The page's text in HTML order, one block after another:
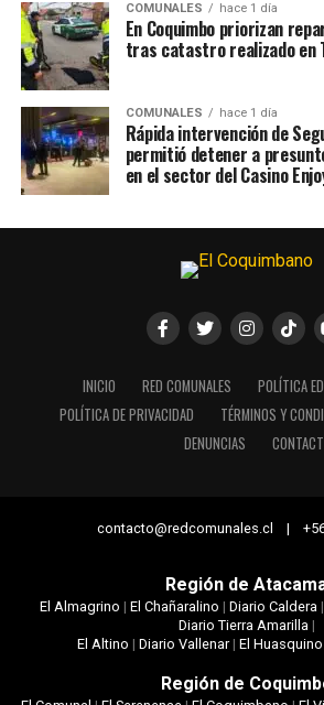
COMUNALES hace 1 día
En Coquimbo priorizan
tras catastro realizado en
COMUNALES hace 1 día
Rápida intervención de
permitió detener a
en el sector del Casino
INICIO RED COMUNALES
POLÍTICA
POLÍTICA DE PRIVACIDAD
TÉRMINOS Y
DENUNCIAS
contacto@redcomunales.cl |
Región de
El Almagrino | El Chañaralino | Diario Caldera|
Diario Tierra Amarilla|
El Altino | Diario Vallenar| El Huasquino
Región de